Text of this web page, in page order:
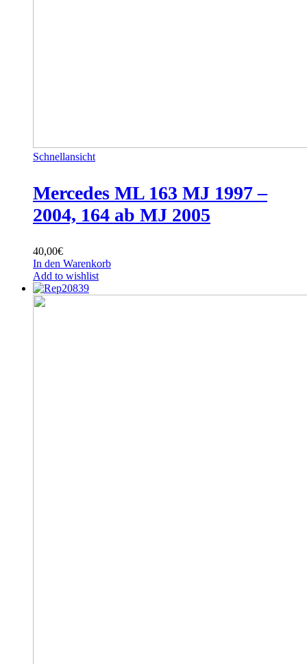
Schnellansicht
Mercedes ML 163 MJ 1997 –
2004, 164 ab MJ 2005
40,00€
In den Warenkorb
Add to wishlist